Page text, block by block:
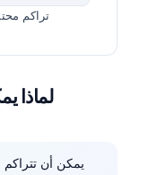
تراكم
لماذا
يمكن أن تتراكم